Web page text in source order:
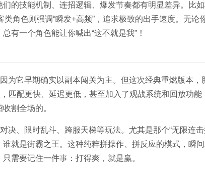
的技能机制、连招逻辑、爆发节奏都有明显差异。比
类角色则强调“瞬发+高频”，追求极致的出手速度。无论
有一个角色能让你喊出“这不就是我”！
为它早期确实以副本闯关为主。但这次经典重燃版本，
匹配更快、延迟更低，甚至加入了观战系统和回放功能
割全场的。
决、限时乱斗、跨服天梯等玩法。尤其是那个“无限连
就是街霸之王。这种纯粹拼操作、拼反应的模式，瞬
需要记住一件事：打得爽，就是赢。